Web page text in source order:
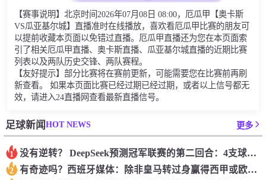
【赛事说明】北京时间2026年07月08日 08:00，厄瓜甲【奥卡斯
VS瓜亚基尔城】直播准时在线播放，喜欢看厄瓜甲比赛的朋友可
以提前收藏本页面以免错过直播。厄瓜甲直播还为您在本页面索
引了相关厄瓜甲直播、奥卡斯直播、瓜亚基尔城直播的近期比赛
列表以及两队历史交锋、两队赛程。
【友好提示】部分比赛将在赛前更新，可能需要您在比赛前再刷
新查看。 如果本页面比赛已经过期已经过期，或者以上信号都无
效，请进入24直播网查看最新直播信号。
足球新闻HOT NEWS 更多
1 没有逆转？ DeepSeek预测冠军联赛的第二回合：4支球队在第一回合中获胜 枪手输了
2 有奇迹吗？西班牙媒体：除非皇马转过身赢得西甲或欧洲冠军